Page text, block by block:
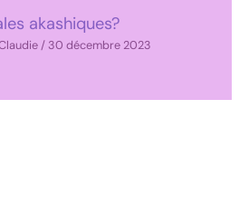
akashiques?
/ 30 décembre 2023